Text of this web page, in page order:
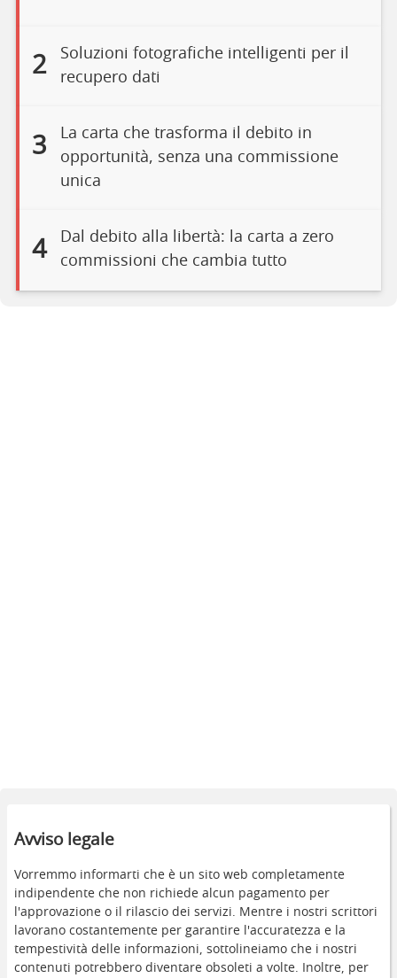
2
Soluzioni fotografiche intelligenti per il
recupero dati
3
La carta che trasforma il debito in
opportunità, senza una commissione
unica
4
Dal debito alla libertà: la carta a zero
commissioni che cambia tutto
Avviso legale
Vorremmo informarti che è un sito web completamente
indipendente che non richiede alcun pagamento per
l'approvazione o il rilascio dei servizi. Mentre i nostri scrittori
lavorano costantemente per garantire l'accuratezza e la
tempestività delle informazioni, sottolineiamo che i nostri
contenuti potrebbero diventare obsoleti a volte. Inoltre, per